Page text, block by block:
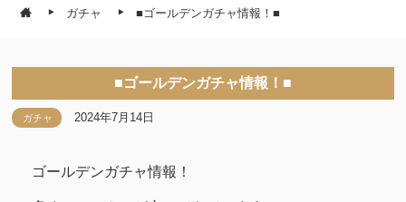
ガチャ ■ゴールデンガチャ情報！■
■ゴールデンガチャ情報！■
ガチャ 2024年7月14日
ゴールデンガチャ情報！